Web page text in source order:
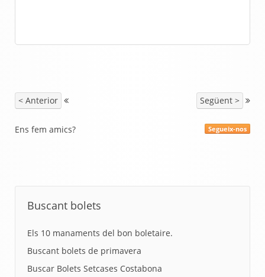
< Anterior Següent >
Segueix-nos
Ens fem amics?
Buscant bolets
Els 10 manaments del bon boletaire.
Buscant bolets de primavera
Buscar Bolets Setcases Costabona